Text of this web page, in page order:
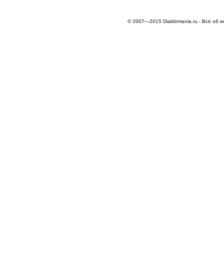
© 2007—2015 Diablomania.ru - Всё об